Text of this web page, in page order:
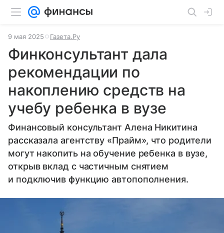
9 мая 2025 Газета.Ру
Финконсультант дала
рекомендации по
накоплению средств на
учебу ребенка в вузе
Финансовый консультант Алена Никитина
рассказала агентству «Прайм», что родители
могут накопить на обучение ребенка в вузе,
открыв вклад с частичным снятием
и подключив функцию автопополнения.